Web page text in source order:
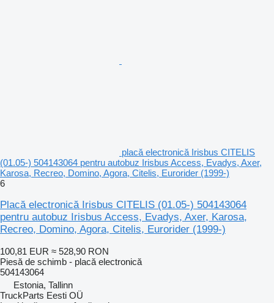
placă electronică Irisbus CITELIS
(01.05-) 504143064 pentru autobuz Irisbus Access, Evadys, Axer,
Karosa, Recreo, Domino, Agora, Citelis, Eurorider (1999-)
6
Placă electronică Irisbus CITELIS (01.05-) 504143064
pentru autobuz Irisbus Access, Evadys, Axer, Karosa,
Recreo, Domino, Agora, Citelis, Eurorider (1999-)
100,81 EUR ≈ 528,90 RON
Piesă de schimb - placă electronică
504143064
Estonia, Tallinn
TruckParts Eesti OÜ